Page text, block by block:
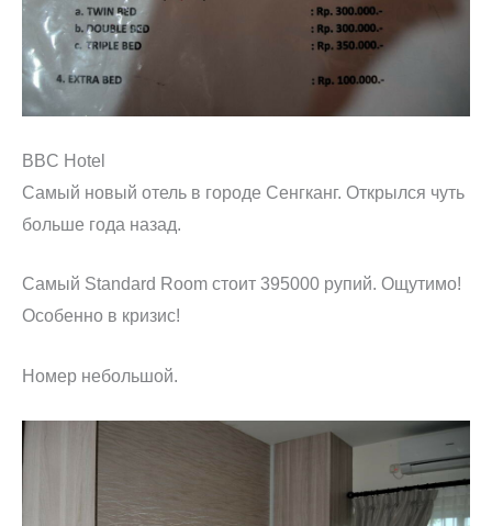
BBC Hotel
Самый новый отель в городе Сенгканг. Открылся чуть
больше года назад.
Самый Standard Room стоит 395000 рупий. Ощутимо!
Особенно в кризис!
Номер небольшой.